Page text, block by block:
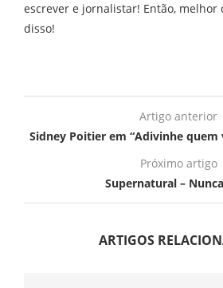
escrever e jornalistar! Então, melhor
disso!
Artigo anterior
Sidney Poitier em “Adivinhe quem
Próximo artigo
Supernatural –
ARTIGOS